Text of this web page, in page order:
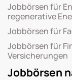
Jobbörsen für
regenerative
Jobbörsen für
Jobbörsen für
Versicherungen
Jobbörsen